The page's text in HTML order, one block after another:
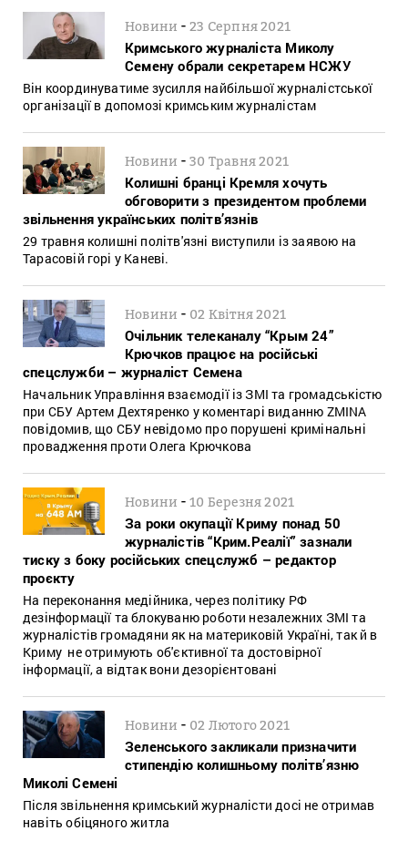
Новини -23 Серпня 2021
Кримського журналіста Миколу
Семену обрали секретарем НСЖУ
Він координуватиме зусилля найбільшої журналістської
організації в допомозі кримським журналістам
Новини -30 Травня 2021
Колишні бранці Кремля хочуть
обговорити з президентом проблеми
звільнення українських політв’язнів
29 травня колишні політв'язні виступили із заявою на
Тарасовій горі у Каневі.
Новини - 02 Квітня 2021
Очільник телеканалу “Крым 24”
Крючков працює на російські
спецслужби – журналіст Семена
Начальник Управління взаємодії із ЗМІ та громадськістю
при СБУ Артем Дехтяренко у коментарі виданню ZMINA
повідомив, що СБУ невідомо про порушені кримінальні
провадження проти Олега Крючкова
Новини -10 Березня 2021
За роки окупації Криму понад 50
журналістів “Крим.Реалії” зазнали
тиску з боку російських спецслужб – редактор
проєкту
На переконання медійника, через політику РФ
дезінформації та блокуваню роботи незалежних ЗМІ та
журналістів громадяни як на материковій Україні, так й в
Криму не отримують об'єктивної та достовірної
інформації, а відтак вони дезорієнтовані
Новини - 02 Лютого 2021
Зеленського закликали призначити
стипендію колишньому політв’язню
Миколі Семені
Після звільнення кримський журналісти досі не отримав
навіть обіцяного житла